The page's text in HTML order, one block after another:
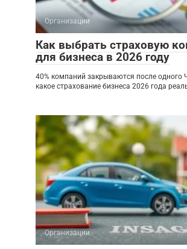
Организации
Как выбрать страховую
для бизнеса в 2026 году
40% компаний закрываются после одного
какое страхование бизнеса 2026 года
Организации